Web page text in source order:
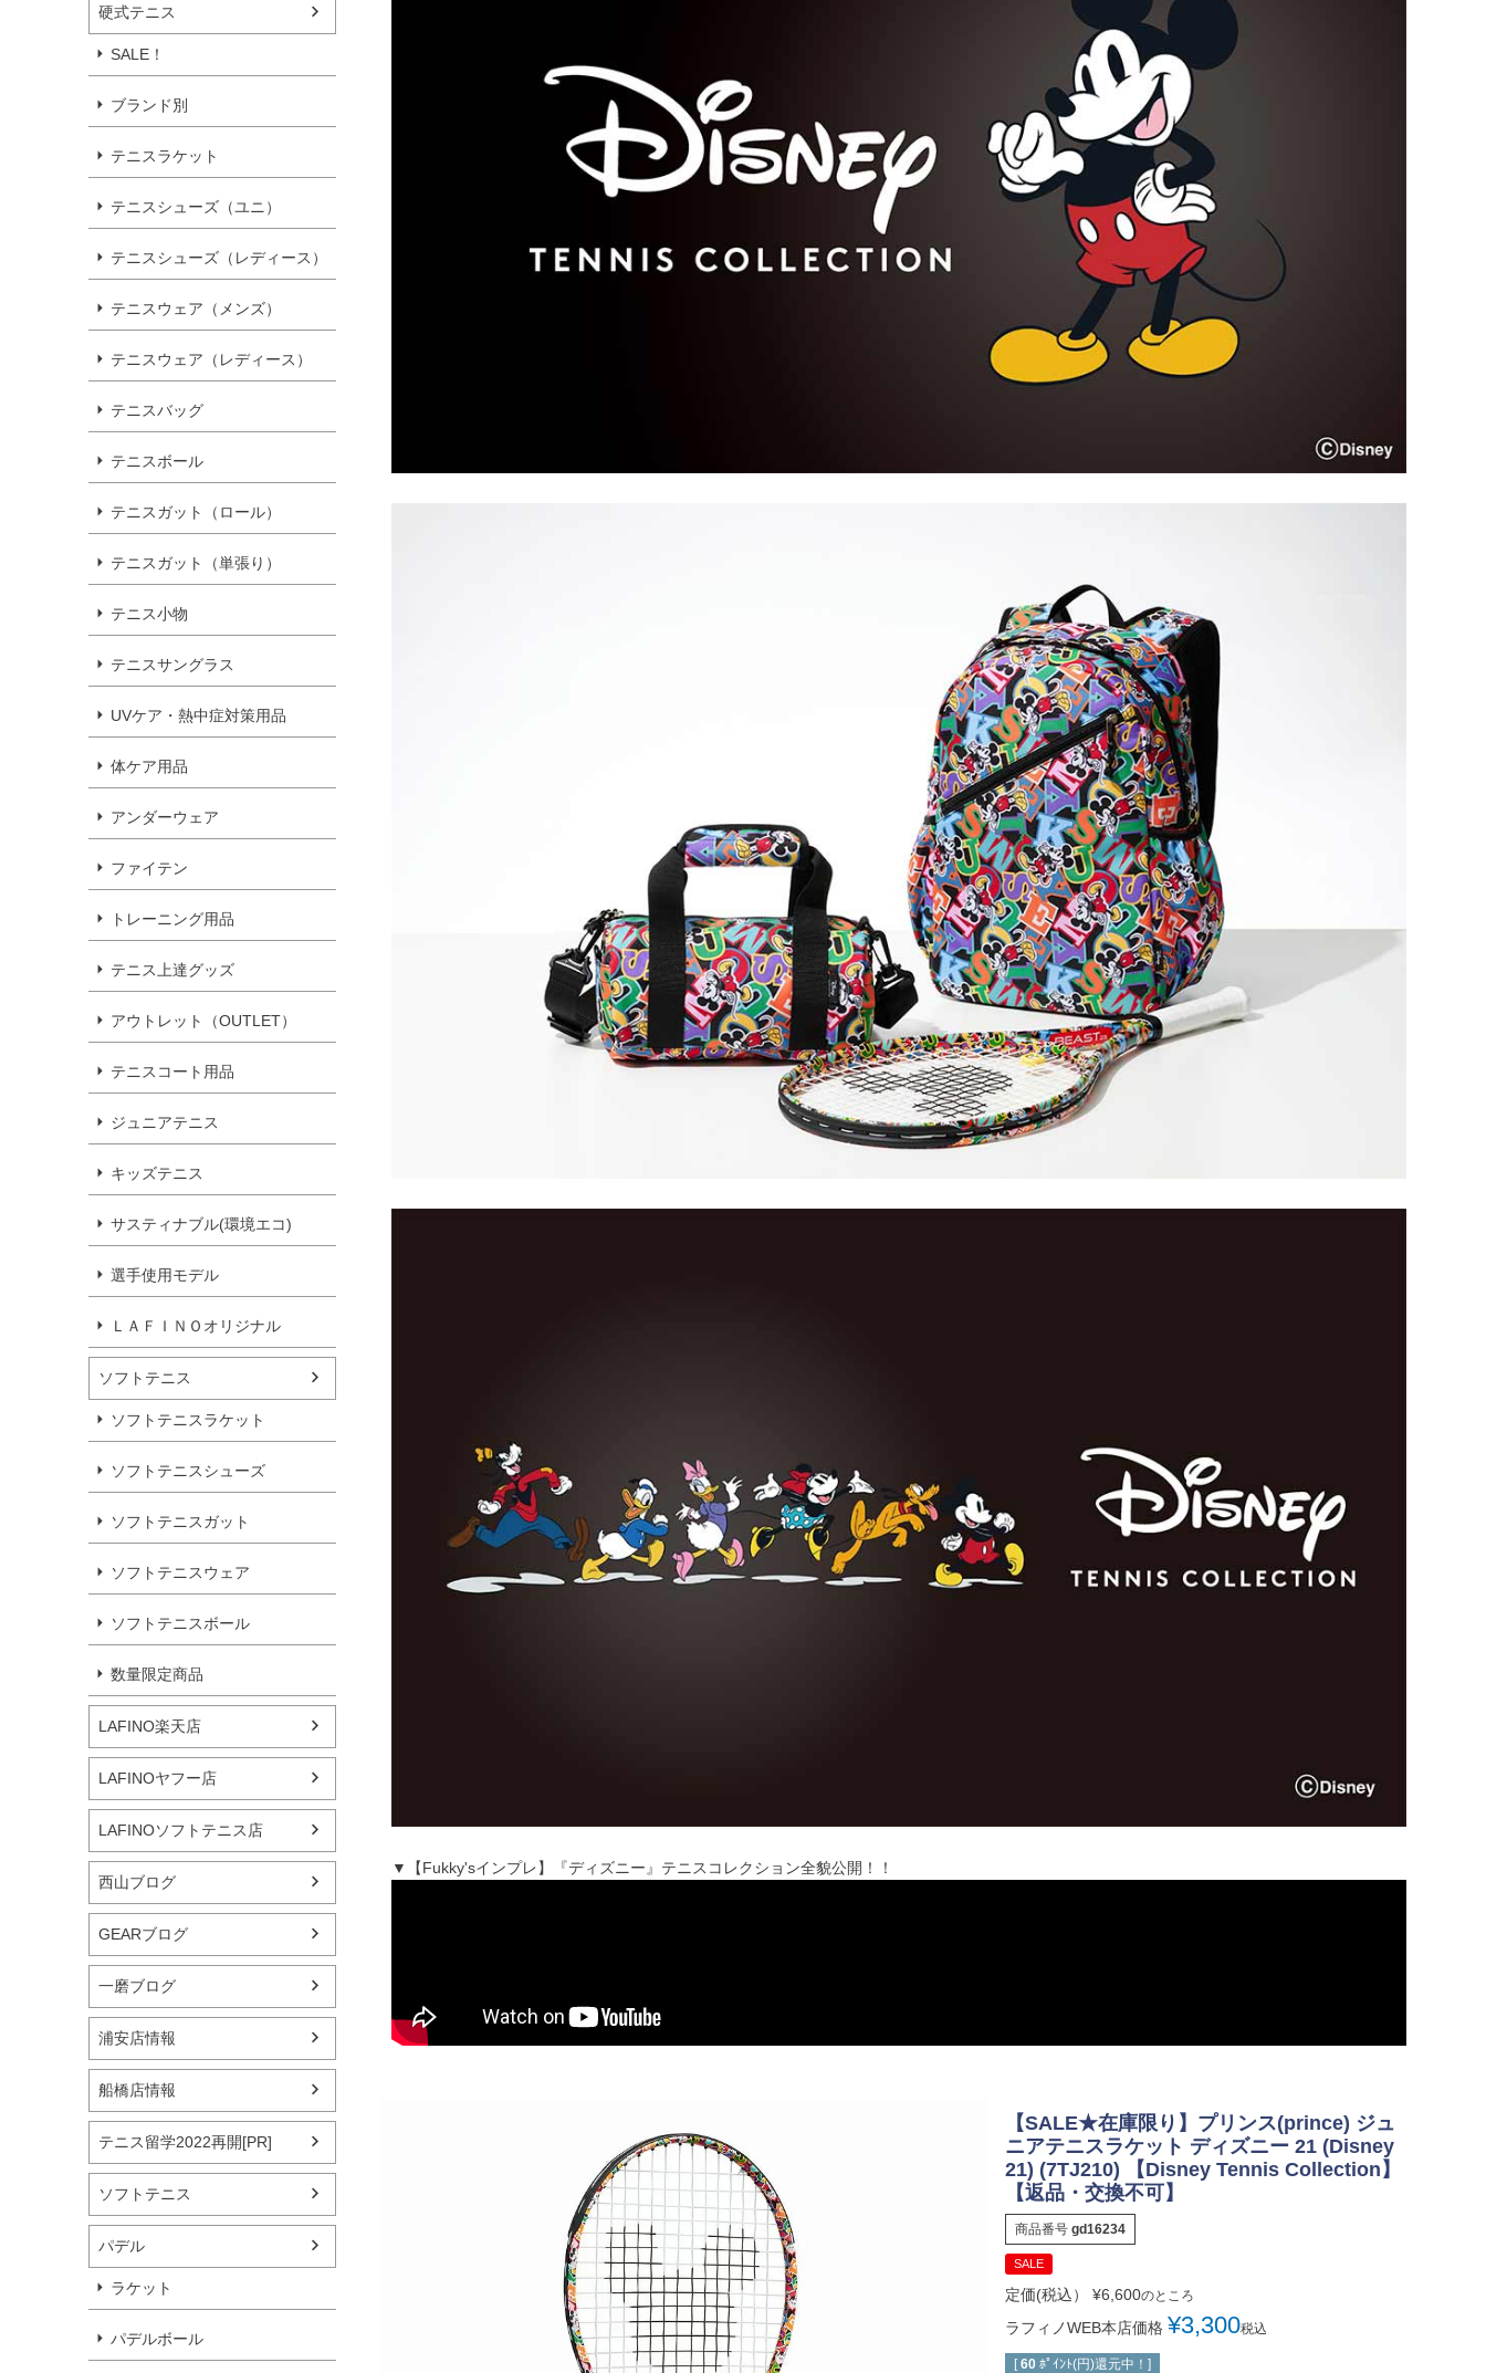
硬式テニス
SALE！
ブランド別
テニスラケット
テニスシューズ（ユニ）
テニスシューズ（レディース）
テニスウェア（メンズ）
テニスウェア（レディース）
テニスバッグ
テニスボール
テニスガット（ロール）
テニスガット（単張り）
テニス小物
テニスサングラス
UVケア・熱中症対策用品
体ケア用品
アンダーウェア
ファイテン
トレーニング用品
テニス上達グッズ
アウトレット（OUTLET）
テニスコート用品
ジュニアテニス
キッズテニス
サスティナブル(環境エコ)
選手使用モデル
ＬＡＦＩＮＯオリジナル
ソフトテニス
ソフトテニスラケット
ソフトテニスシューズ
ソフトテニスガット
ソフトテニスウェア
ソフトテニスボール
数量限定商品
LAFINO楽天店
LAFINOヤフー店
LAFINOソフトテニス店
西山ブログ
GEARブログ
一磨ブログ
浦安店情報
船橋店情報
テニス留学2022再開[PR]
ソフトテニス
パデル
ラケット
パデルボール
▼【Fukky'sインプレ】『ディズニー』テニスコレクション全貌公開！！
【SALE★在庫限り】プリンス(prince) ジュ
ニアテニスラケット ディズニー 21 (Disney
21) (7TJ210) 【Disney Tennis Collection】
【返品・交換不可】
商品番号 gd16234
SALE
定価(税込） ¥6,600のところ
ラフィノWEB本店価格 ¥3,300税込
[ 60 ﾎﾟｲﾝﾄ(円)還元中！]